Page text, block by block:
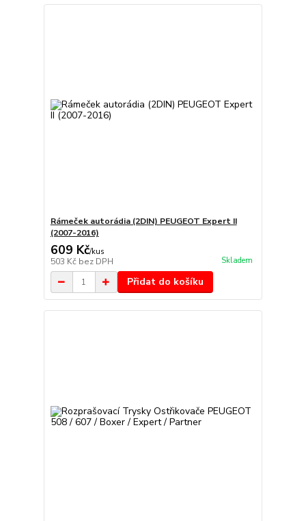
Rámeček autorádia (2DIN) PEUGEOT Expert II
(2007-2016)
609 Kč/kus
503 Kč bez DPH Skladem
Přidat do košíku